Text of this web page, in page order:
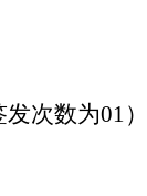
次数为01